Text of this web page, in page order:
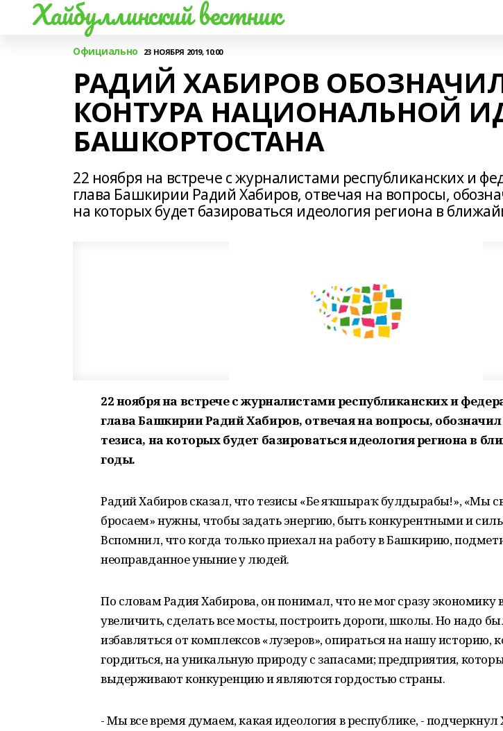
Хайбуллинский вестник
Официально 23 НОЯБРЯ 2019, 10:00
РАДИЙ ХАБИРОВ
КОНТУРА НАЦИОНАЛЬНОЙ
БАШКОРТОСТАНА
22 ноября на встрече с журналистами республиканских и
глава Башкирии Радий Хабиров, отвечая на вопросы,
на которых будет базироваться идеология региона в
22 ноября на встрече с журналистами республиканских и
глава Башкирии Радий Хабиров, отвечая на вопросы,
тезиса, на которых будет базироваться идеология региона в
годы.
Радий Хабиров сказал, что тезисы «Беҙ яҡшыраҡ булдырабыҙ!», «Мы
бросаем» нужны, чтобы задать энергию, быть конкурентными и
Вспомнил, что когда только приехал на работу в Башкирию,
неоправданное уныние у людей.
По словам Радия Хабирова, он понимал, что не мог сразу экономику
увеличить, сделать все мосты, построить дороги, школы. Но надо
избавляться от комплексов «лузеров», опираться на нашу историю,
гордиться, на уникальную природу с запасами; предприятия,
выдерживают конкуренцию и являются гордостью страны.
- Мы все время думаем, какая идеология в республике, - подчеркнул